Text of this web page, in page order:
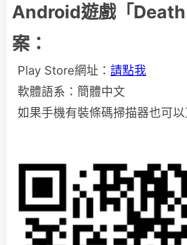
Android遊戲「
案：
Play Store網址： 請點我
軟體語系：簡體中文
如果手機有裝條碼掃描器也可以